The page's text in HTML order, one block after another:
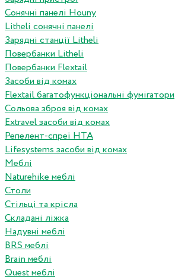
Сонячні панелі Houny
Litheli сонячні панелі
Зарядні станції Litheli
Повербанки Litheli
Повербанки Flextail
Засоби від комах
Flextail багатофункціональні фумігатори
Сольова зброя від комах
Extravel засоби від комах
Репелент-спреї HTA
Lifesystems засоби від комах
Меблі
Naturehike меблі
Столи
Стільці та крісла
Складані ліжка
Надувні меблі
BRS меблі
Brain меблі
Quest меблі